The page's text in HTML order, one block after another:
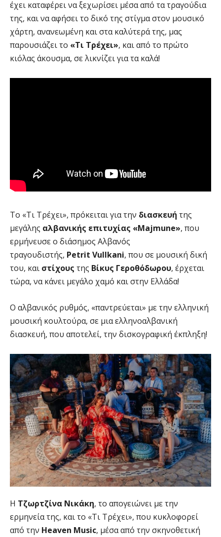
έχει καταφέρει να ξεχωρίσει μέσα από τα τραγούδια
της, και να αφήσει το δικό της στίγμα στον μουσικό
χάρτη, ανανεωμένη και στα καλύτερά της, μας
παρουσιάζει το «Τι Τρέχει», και από το πρώτο
κιόλας άκουσμα, σε λικνίζει για τα καλά!
Το «Τι Τρέχει», πρόκειται για την διασκευή της
μεγάλης αλβανικής επιτυχίας «Majmune», που
ερμήνευσε ο διάσημος Αλβανός
τραγουδιστής, Petrit Vullkani, που σε μουσική δική
του, και στίχους της Βίκυς Γεροθόδωρου, έρχεται
τώρα, να κάνει μεγάλο χαμό και στην Ελλάδα!
Ο αλβανικός ρυθμός, «παντρεύεται» με την ελληνική
μουσική κουλτούρα, σε μια ελληνοαλβανική
διασκευή, που αποτελεί, την δισκογραφική έκπληξη!
Η Τζωρτζίνα Νικάκη, το απογειώνει με την
ερμηνεία της, και το «Τι Τρέχει», που κυκλοφορεί
από την Heaven Music, μέσα από την σκηνοθετική